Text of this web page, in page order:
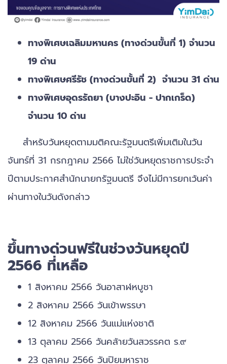
ทางพิเศษเฉลิมมหานคร (ทางด่วนขั้นที่ 1) จำนวน
19 ด่าน
ทางพิเศษศรีรัช (ทางด่วนขั้นที่ 2) จำนวน 31 ด่าน
ทางพิเศษอุดรรัถยา (บางปะอิน - ปากเกร็ด)
จำนวน 10 ด่าน
สำหรับวันหยุดตามมติคณะรัฐมนตรีเพิ่มเติมในวัน
จันทร์ที่ 31 กรกฎาคม 2566 ไม่ใช่วันหยุดราชการประจำ
ปีตามประกาศสำนักนายกรัฐมนตรี จึงไม่มีการยกเว้นค่า
ผ่านทางในวันดังกล่าว
ขึ้นทางด่วนฟรีในช่วงวันหยุดปี
2566 ที่เหลือ
1 สิงหาคม 2566 วันอาสาฬหบูชา
2 สิงหาคม 2566 วันเข้าพรรษา
12 สิงหาคม 2566 วันแม่แห่งชาติ
13 ตุลาคม 2566 วันคล้ายวันสวรรคต ร.๙
23 ตุลาคม 2566 วันปิยมหาราช